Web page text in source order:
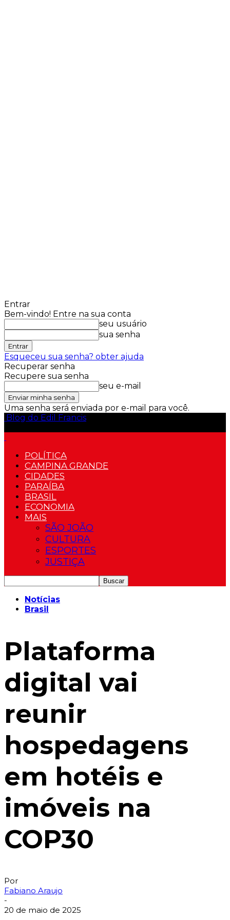
Entrar
Bem-vindo! Entre na sua conta
seu usuário
sua senha
Esqueceu sua senha? obter ajuda
Recuperar senha
Recupere sua senha
seu e-mail
Uma senha será enviada por e-mail para você.
Blog do Edil Francis
POLÍTICA
CAMPINA GRANDE
CIDADES
PARAÍBA
BRASIL
ECONOMIA
MAIS
SÃO JOÃO
CULTURA
ESPORTES
JUSTIÇA
Notícias
Brasil
Plataforma
digital vai
reunir
hospedagens
em hotéis e
imóveis na
COP30
Por
Fabiano Araujo
-
20 de maio de 2025